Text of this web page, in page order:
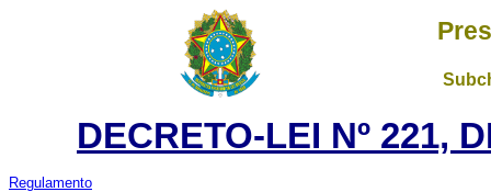
DECRETO-LEI Nº 221,
Regulamento